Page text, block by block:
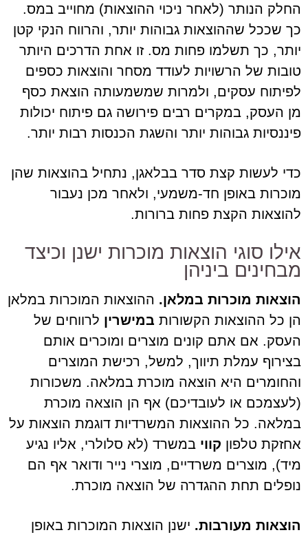
החלק הנותר (לאחר ניכוי ההוצאות) מחוייב במס.
כך שככל שההוצאות גבוהות יותר, והרווח הנקי קטן
יותר, כך תשלמו פחות מס. זו אחת הדרכים היותר
טובות של הרשויות לעודד מסחר והוצאות כספים
לפיתוח עסקים, ולמרות שמשמעותה הוצאת כסף
מן העסק, במקרים רבים פירושה גם פיתוח יכולות
פיננסיות גבוהות יותר והשגת הכנסות רבות יותר.
כדי לעשות קצת סדר בבלאגן, נתחיל בהוצאות שהן
מוכרות באופן חד-משמעי, ולאחר מכן נעבור
להוצאות הקצת פחות ברורות.
אילו סוגי הוצאות מוכרות ישנן וכיצד
מבחינים ביניהן
הוצאות מוכרות במלאן.ההוצאות המוכרות במלאן
הן כל ההוצאות הקשורות במישריןלרווחים של
העסק. אם אתם קונים מוצרים ומוכרים אותם
בצירוף עמלת תיווך, למשל, רכישת המוצרים
והחומרים היא הוצאה מוכרת במלאה. משכורות
(לעצמכם או לעובדיכם) אף הן הוצאה מוכרת
במלאה. כל ההוצאות המשרדיות דוגמת הוצאות על
אחזקת טלפון קוויבמשרד (לא סלולרי, אליו נגיע
מיד), מוצרים משרדיים, מוצרי נייר ודואר אף הם
נופלים תחת ההגדרה של הוצאה מוכרת.
הוצאות מעורבות.ישנן הוצאות המוכרות באופן